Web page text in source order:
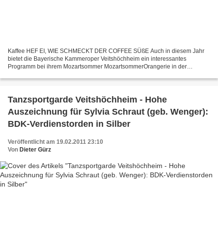
Kaffee HEF EI, WIE SCHMECKT DER COFFEE SÜßE Auch in diesem Jahr
bietet die Bayerische Kammeroper Veitshöchheim ein interessantes
Programm bei ihrem Mozartsommer MozartsommerOrangerie in der
Vorankündigung...
Tanzsportgarde Veitshöchheim - Hohe
Auszeichnung für Sylvia Schraut (geb. Wenger):
BDK-Verdienstorden in Silber
Veröffentlicht am 19.02.2011 23:10
Von Dieter Gürz